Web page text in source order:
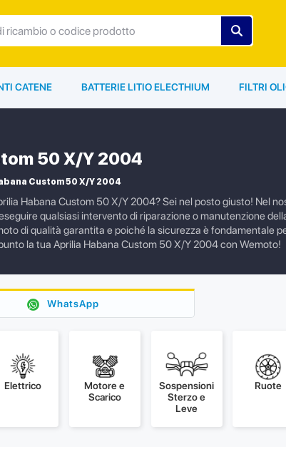
CATENE BATTERIE LITIO ELECTHIUM FILTRI
50 X/Y 2004
Custom 50 X/Y 2004
Habana Custom 50 X/Y 2004? Sei nel posto giusto! Nel
qualsiasi intervento di riparazione o manutenzione
di qualità garantita e poiché la sicurezza è fondamentale
la tua Aprilia Habana Custom 50 X/Y 2004 con Wemoto!
WhatsApp
Elettrico
Motore e
Scarico
Sospensioni
Sterzo e
Leve
Ruote